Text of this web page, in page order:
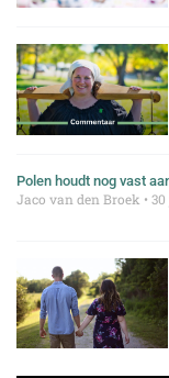
Polen houdt nog vast
Jaco van den Broek